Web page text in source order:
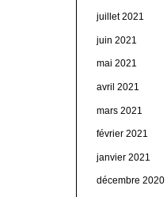
juillet 2021
juin 2021
mai 2021
avril 2021
mars 2021
février 2021
janvier 2021
décembre 2020